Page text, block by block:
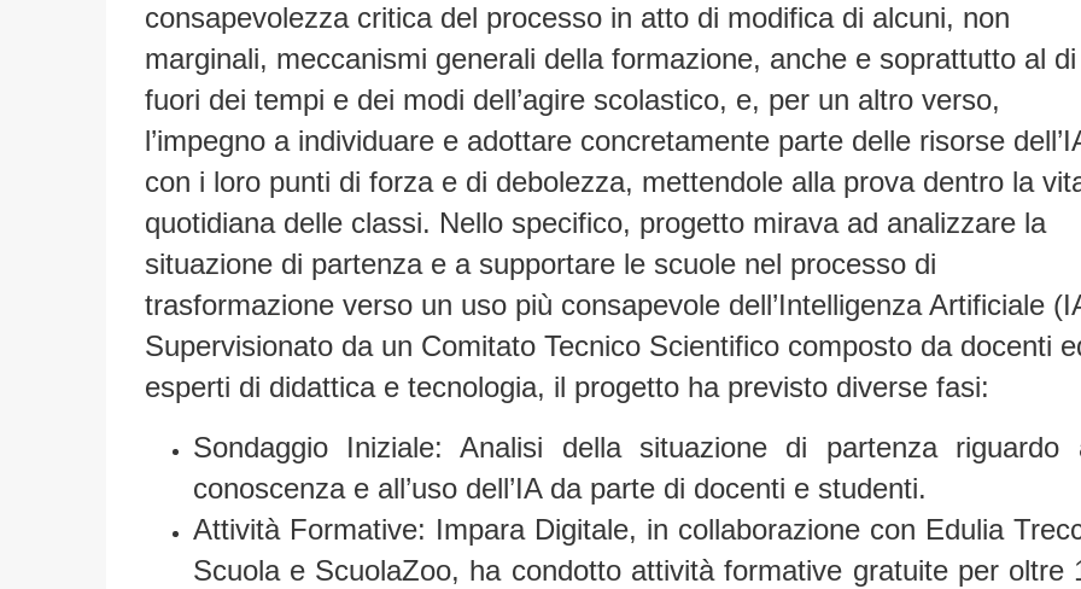
consapevolezza critica del processo in atto di modifica di alcuni, non
marginali, meccanismi generali della formazione, anche e soprattutto al di
fuori dei tempi e dei modi dell’agire scolastico, e, per un altro verso,
l’impegno a individuare e adottare concretamente parte delle risorse
con i loro punti di forza e di debolezza, mettendole alla prova dentro la
quotidiana delle classi. Nello specifico, progetto mirava ad analizzare la
situazione di partenza e a supportare le scuole nel processo di
trasformazione verso un uso più consapevole dell’Intelligenza Artificiale
Supervisionato da un Comitato Tecnico Scientifico composto da docenti
esperti di didattica e tecnologia, il progetto ha previsto diverse fasi:
Sondaggio Iniziale: Analisi della situazione di partenza riguardo
conoscenza e all’uso dell’IA da parte di docenti e studenti.
Attività Formative: Impara Digitale, in collaborazione con Edulia
Scuola e ScuolaZoo, ha condotto attività formative gratuite per oltre